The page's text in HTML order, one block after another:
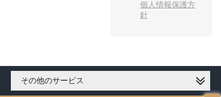
個人情報保護方
針
その他のサービス